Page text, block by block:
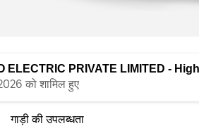
ELECTRIC PRIVATE LIMITED -
को शामिल हुए
गाड़ी की उपलब्धता